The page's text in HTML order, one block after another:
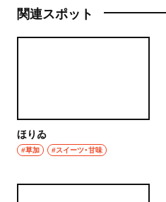
関連スポット
ほりゐ
#草加 #スイーツ・甘味